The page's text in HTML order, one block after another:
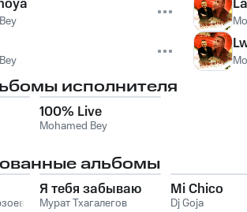
исполнителя
100% Live
Mohamed Bey
альбомы
Я тебя забываю
Мурат Тхагалегов
Mi Chico
Dj Goja